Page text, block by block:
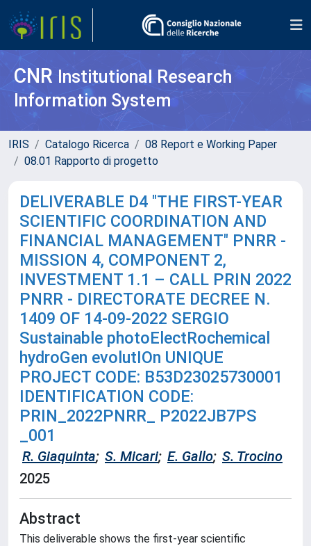
CNR Institutional Research
Information System
IRIS Catalogo Ricerca
08 Report e Working Paper
08.01 Rapporto di progetto
DELIVERABLE D4 "THE FIRST-YEAR
SCIENTIFIC COORDINATION AND
FINANCIAL MANAGEMENT" PNRR -
MISSION 4, COMPONENT 2,
INVESTMENT 1.1 – CALL PRIN 2022
PNRR - DIRECTORATE DECREE N.
1409 OF 14-09-2022 SERGIO
Sustainable photoElectRochemical
hydroGen evolutIOn UNIQUE
PROJECT CODE: B53D23025730001
IDENTIFICATION CODE:
PRIN_2022PNRR_ P2022JB7PS
_001
R. Giaquinta; S. Micari; E. Gallo; S. Trocino
2025
Abstract
This deliverable shows the first-year scientific